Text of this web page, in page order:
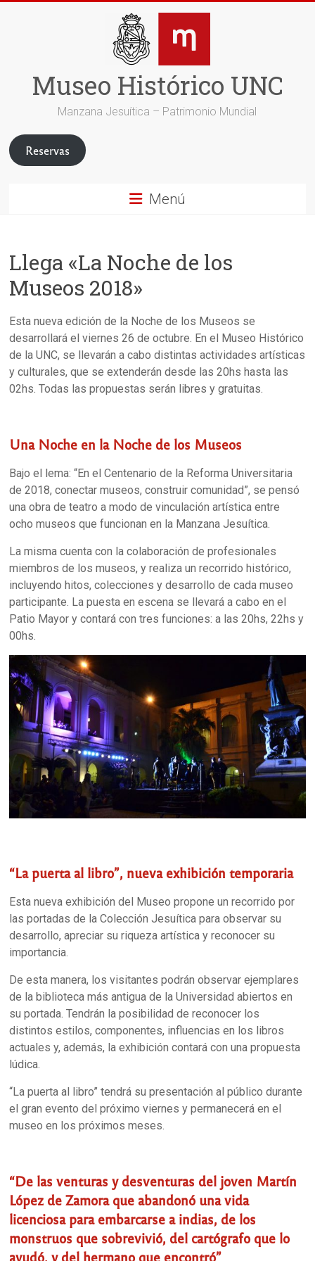
Museo Histórico UNC
Manzana Jesuítica – Patrimonio Mundial
Reservas
Menú
Llega «La Noche de los
Museos 2018»
Esta nueva edición de la Noche de los Museos se
desarrollará el viernes 26 de octubre. En el Museo Histórico
de la UNC, se llevarán a cabo distintas actividades artísticas
y culturales, que se extenderán desde las 20hs hasta las
02hs. Todas las propuestas serán libres y gratuitas.
Una Noche en la Noche de los Museos
Bajo el lema: “En el Centenario de la Reforma Universitaria
de 2018, conectar museos, construir comunidad”, se pensó
una obra de teatro a modo de vinculación artística entre
ocho museos que funcionan en la Manzana Jesuítica.
La misma cuenta con la colaboración de profesionales
miembros de los museos, y realiza un recorrido histórico,
incluyendo hitos, colecciones y desarrollo de cada museo
participante. La puesta en escena se llevará a cabo en el
Patio Mayor y contará con tres funciones: a las 20hs, 22hs y
00hs.
“La puerta al libro”, nueva exhibición temporaria
Esta nueva exhibición del Museo propone un recorrido por
las portadas de la Colección Jesuítica para observar su
desarrollo, apreciar su riqueza artística y reconocer su
importancia.
De esta manera, los visitantes podrán observar ejemplares
de la biblioteca más antigua de la Universidad abiertos en
su portada. Tendrán la posibilidad de reconocer los
distintos estilos, componentes, influencias en los libros
actuales y, además, la exhibición contará con una propuesta
lúdica.
“La puerta al libro” tendrá su presentación al público durante
el gran evento del próximo viernes y permanecerá en el
museo en los próximos meses.
“De las venturas y desventuras del joven Martín
López de Zamora que abandonó una vida
licenciosa para embarcarse a indias, de los
monstruos que sobrevivió, del cartógrafo que lo
ayudó, y del hermano que encontró”